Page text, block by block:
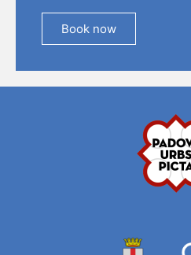
Book now